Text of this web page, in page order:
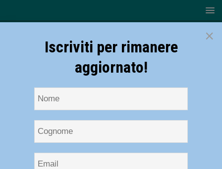
×
Iscriviti per rimanere
aggiornato!